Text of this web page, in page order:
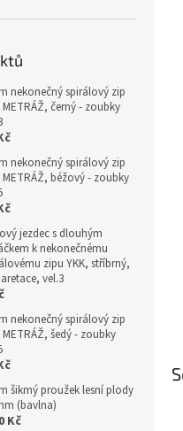
nekonečný spirálový zip
METRÁŽ, černý - zoubky
nekonečný spirálový zip
METRÁŽ, béžový - zoubky
jezdec s dlouhým
k nekonečnému
zipu YKK, stříbrný,
vel.3
nekonečný spirálový zip
METRÁŽ, šedý - zoubky
šikmý proužek lesní plody
(bavlna)
Kč